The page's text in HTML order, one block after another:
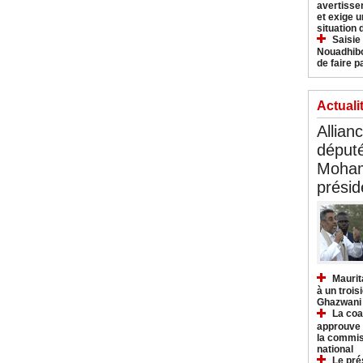
et exige
situation
Saisie
de faire
à un
Ghazwani
La
approuve
la
national
Le